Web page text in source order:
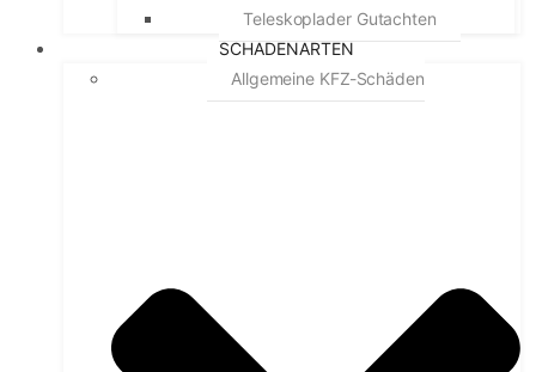
Teleskoplader Gutachten
SCHADENARTEN
Allgemeine KFZ-Schäden